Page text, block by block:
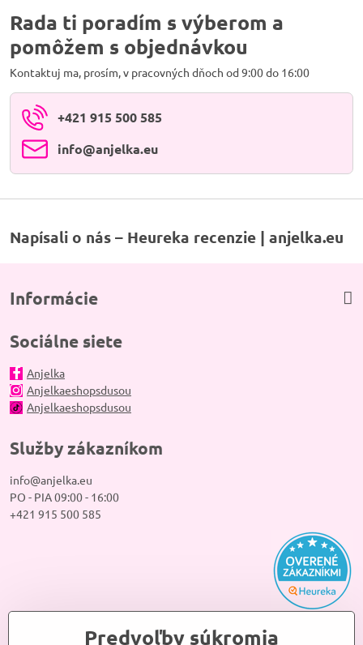
Rada ti poradím s výberom a
pomôžem s objednávkou
Kontaktuj ma, prosím, v pracovných dňoch od 9:00 do 16:00
+421 915 500 585
info​@anjelka​.eu
Napísali o nás – Heureka recenzie | anjelka.eu
Informácie
Sociálne siete
Anjelka
Anjelkaeshopsdusou
Anjelkaeshopsdusou
Služby zákazníkom
info@anjelka.eu
PO - PIA 09:00 - 16:00
+421 915 500 585
Predvoľby súkromia